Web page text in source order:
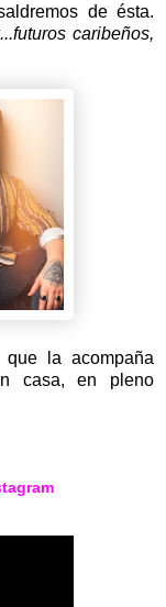
de ésta.
caribeños,
que la acompaña
casa, en pleno
gram